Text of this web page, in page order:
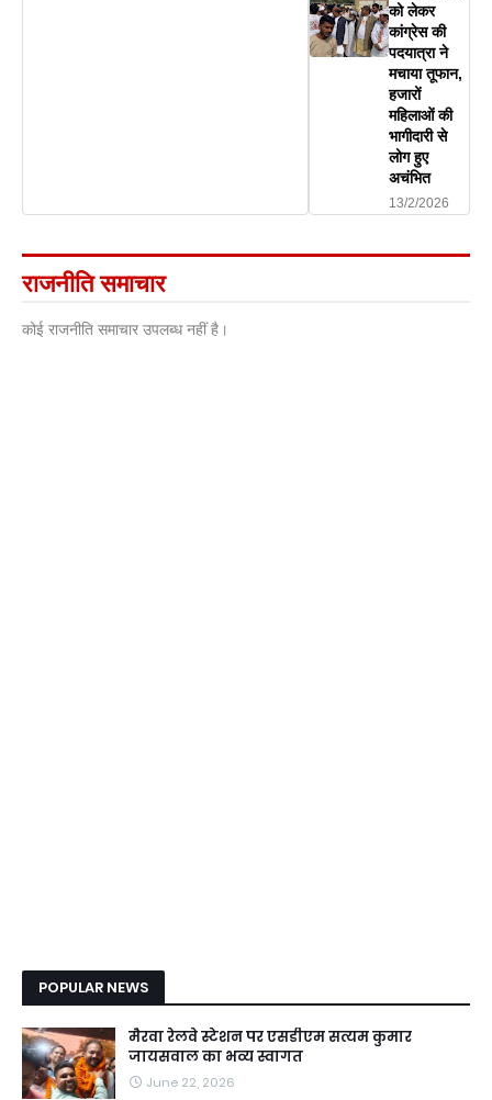
को लेकर
कांग्रेस की
पदयात्रा ने
मचाया तूफान,
हजारों
महिलाओं की
भागीदारी से
लोग हुए
अचंभित
13/2/2026
राजनीति समाचार
कोई राजनीति समाचार उपलब्ध नहीं है।
POPULAR NEWS
मैरवा रेलवे स्टेशन पर एसडीएम सत्यम कुमार
जायसवाल का भव्य स्वागत
June 22, 2026